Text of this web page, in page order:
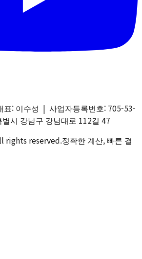
: 이수성 | 사업자등록번호: 705-53-
시 강남구 강남대로 112길 47
rights reserved.정확한 계산, 빠른 결